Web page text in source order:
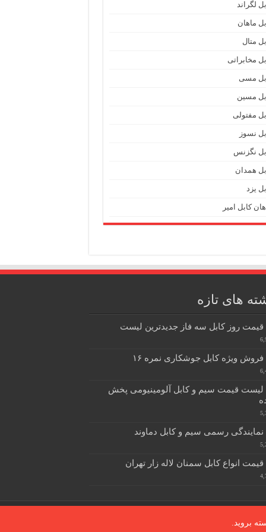
لگراند
ماهان
متال
مخابراتی
مسی
مسین
مفتولی
نسوز
نگزنس
همدان
یزد
کابل امیر
های تازه
قیمت روز کابل سه فاز جدیدترین لیست
فروش ویژه کابل جوشکاری نمره ۱۶
لیست قیمت سیم و کابل آلومینیومی پخش
نمایندگی رسمی سیم و کابل دماوند
قیمت انواع کابل سمنان لاله زار تهران
بروید.